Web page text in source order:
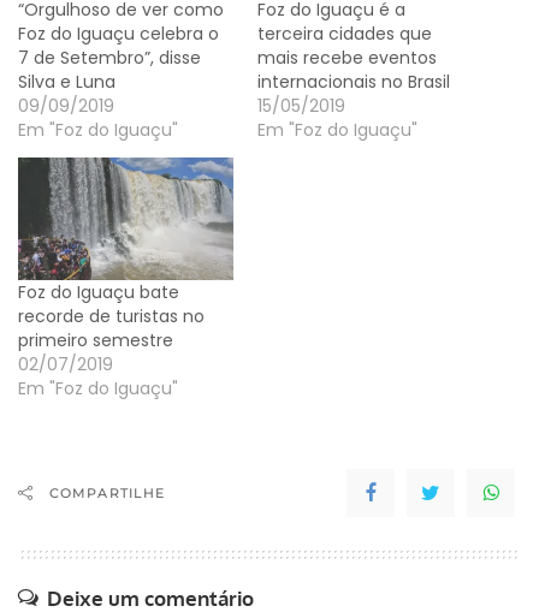
“Orgulhoso de ver como
Foz do Iguaçu celebra o
7 de Setembro”, disse
Silva e Luna
09/09/2019
Em "Foz do Iguaçu"
Foz do Iguaçu é a
terceira cidades que
mais recebe eventos
internacionais no Brasil
15/05/2019
Em "Foz do Iguaçu"
Foz do Iguaçu bate
recorde de turistas no
primeiro semestre
02/07/2019
Em "Foz do Iguaçu"
COMPARTILHE
Deixe um comentário